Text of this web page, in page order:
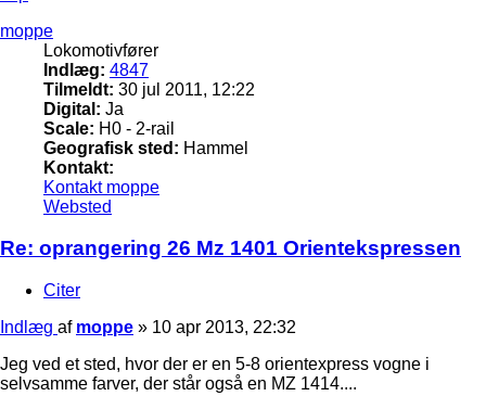
moppe
Lokomotivfører
Indlæg: 4847
Tilmeldt: 30 jul 2011, 12:22
Digital: Ja
Scale: H0 - 2-rail
Geografisk sted: Hammel
Kontakt:
Kontakt moppe
Websted
Re: oprangering 26 Mz 1401 Orientekspressen
Citer
Indlæg af moppe » 10 apr 2013, 22:32
Jeg ved et sted, hvor der er en 5-8 orientexpress vogne i
selvsamme farver, der står også en MZ 1414....